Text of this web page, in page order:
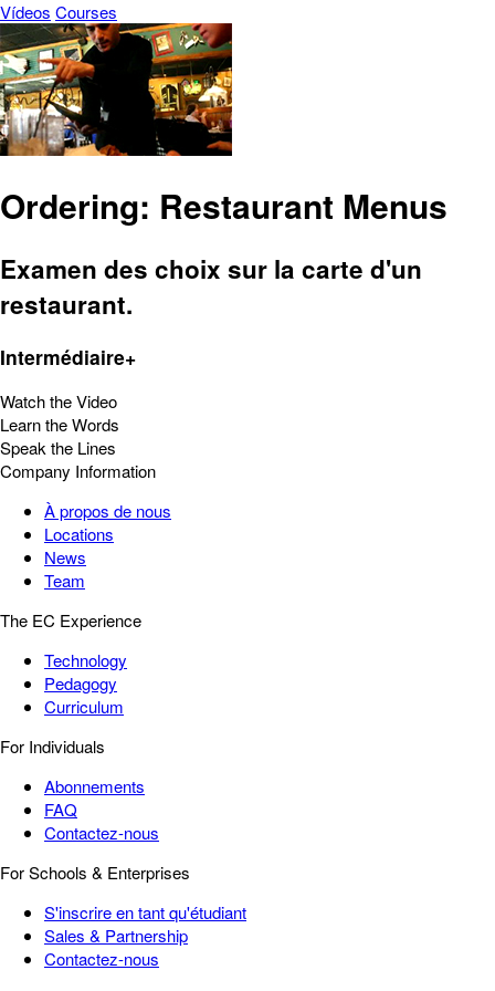
Vídeos Courses
Ordering: Restaurant Menus
Examen des choix sur la carte d'un
restaurant.
Intermédiaire+
Watch the Video
Learn the Words
Speak the Lines
Company Information
À propos de nous
Locations
News
Team
The EC Experience
Technology
Pedagogy
Curriculum
For Individuals
Abonnements
FAQ
Contactez-nous
For Schools & Enterprises
S'inscrire en tant qu'étudiant
Sales & Partnership
Contactez-nous